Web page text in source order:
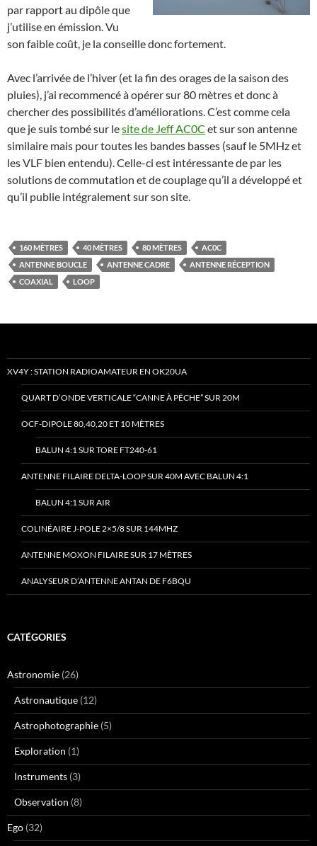
par rapport au dipôle que
j’utilise en émission. Vu
son faible coût, je la conseille donc fortement.
Avec l’arrivée de l’hiver (et la fin des orages de la saison des
pluies), j’ai recommencé à opérer sur 80 mètres et donc à
chercher des possibilités d’améliorations. C’est comme cela
que je suis tombé sur lesite de Jeff AC0C et sur son antenne
similaire mais pour toutes les bandes basses (sauf le 5MHz et
les VLF bien entendu). Celle-ci est intéressante de par les
solutions de commutation et de couplage qu’il a développé et
qu’il publie intégralement sur son site.
160 MÈTRES 40 MÈTRES 80 MÈTRES
AC0C
ANTENNE BOUCLE
ANTENNE CADRE
ANTENNE RÉCEPTION
COAXIAL
LOOP
XV4Y : STATION RADIOAMATEUR EN OK20UA
QUART D’ONDE VERTICALE “CANNE À PÊCHE” SUR 20M
OCF-DIPOLE 80,40,20 ET 10 MÈTRES
BALUN 4:1 SUR TORE FT240-61
ANTENNE FILAIRE DELTA-LOOP SUR 40M AVEC BALUN 4:1
BALUN 4:1 SUR AIR
COLINÉAIRE J-POLE 2×5/8 SUR 144MHZ
ANTENNE MOXON FILAIRE SUR 17 MÈTRES
ANALYSEUR D’ANTENNE ANTAN DE F6BQU
CATÉGORIES
Astronomie (26)
Astronautique (12)
Astrophotographie (5)
Exploration (1)
Instruments (3)
Observation (8)
Ego (32)